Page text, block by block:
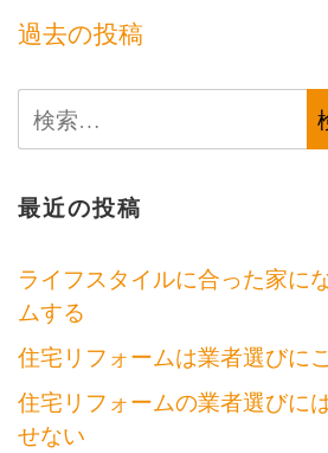
投
稿
ナ
ビ
ゲ
ー
シ
ョ
ン
過去の投稿
検
索:
最近の投稿
ライフスタイルに合った家に
ムする
住宅リフォームは業者選びに
住宅リフォームの業者選びに
せない